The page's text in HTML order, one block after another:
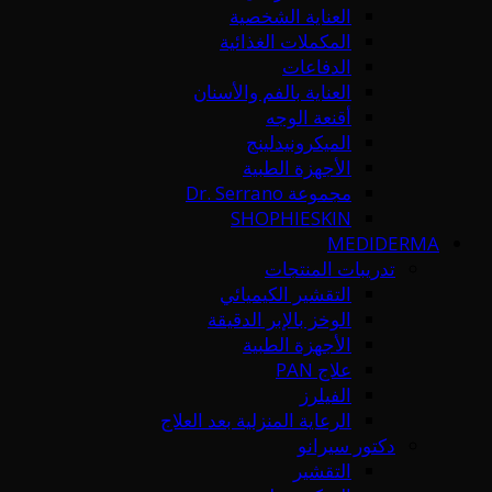
العناية الشخصية
المكملات الغذائية
الدفاعات
العناية بالفم والأسنان
أقنعة الوجه
الميكرونيدلينج
الأجهزة الطبية
مجموعة Dr. Serrano
SHOPHIESKIN
MEDIDERMA
تدريبات المنتجات
التقشير الكيميائي
الوخز بالإبر الدقيقة
الأجهزة الطبية
علاج PAN
الفيلرز
الرعاية المنزلية بعد العلاج
دكتور سيرانو
التقشير